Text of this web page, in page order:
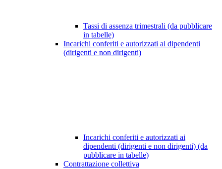
Tassi di assenza trimestrali (da pubblicare
in tabelle)
Incarichi conferiti e autorizzati ai dipendenti
(dirigenti e non dirigenti)
Incarichi conferiti e autorizzati ai
dipendenti (dirigenti e non dirigenti) (da
pubblicare in tabelle)
Contrattazione collettiva